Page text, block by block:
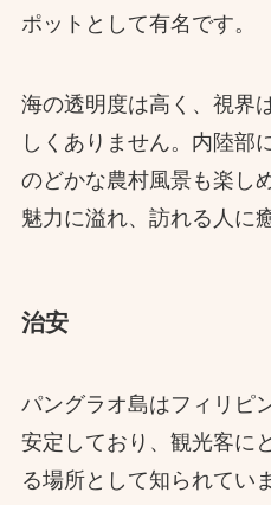
ポットとして有名です。
海の透明度は高く、視界
しくありません。内陸部
のどかな農村風景も楽し
魅力に溢れ、訪れる人に
治安
パングラオ島はフィリピ
安定しており、観光客に
る場所として知られてい